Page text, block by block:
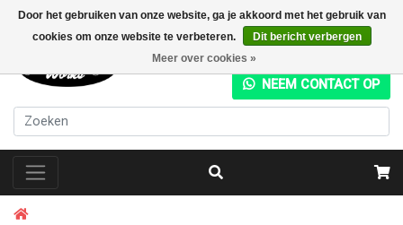
Door het gebruiken van onze website, ga je akkoord met het gebruik van
cookies om onze website te verbeteren.
Dit bericht verbergen
Meer over cookies »
NEEM CONTACT OP